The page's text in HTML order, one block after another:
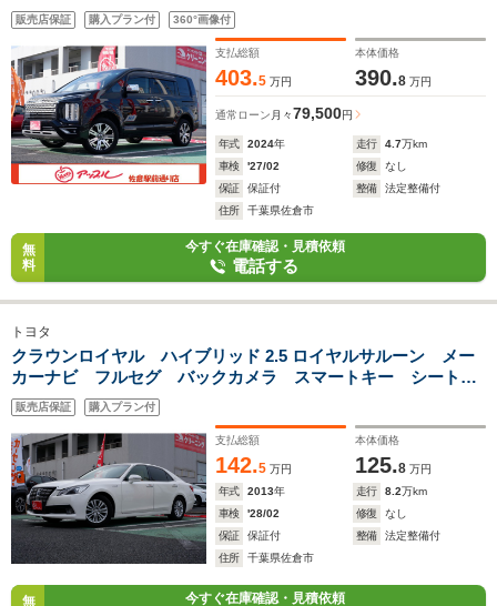
ー
販売店保証 購入プラン付 360°画像付
支払総額
403.5 万円
本体価格
390.8 万円
通常ローン 月々79,500円
年式 2024年 走行 4.7万km
車検
'27/02 修復
なし
保証
保証付 整備
法定整備付
住所
千葉県佐倉市
無
料
今すぐ在庫確認・見積依頼
電話する
トヨタ
クラウンロイヤル ハイブリッド 2.5 ロイヤルサルーン メー
カーナビ フルセグ バックカメラ スマートキー シートヒ
ーター ハンドルヒーター クルコン
販売店保証 購入プラン付
支払総額
142.5 万円
本体価格
125.8 万円
年式
2013年 走行 8.2万km
車検
'28/02 修復
なし
保証
保証付 整備
法定整備付
住所
千葉県佐倉市
無 今すぐ在庫確認・見積依頼